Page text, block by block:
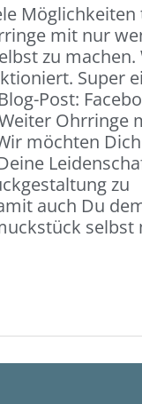
Möglichkeiten
mit nur
zu machen.
Super
Post:
Ohrringe
möchten Dich
zu
auch Du
selbst